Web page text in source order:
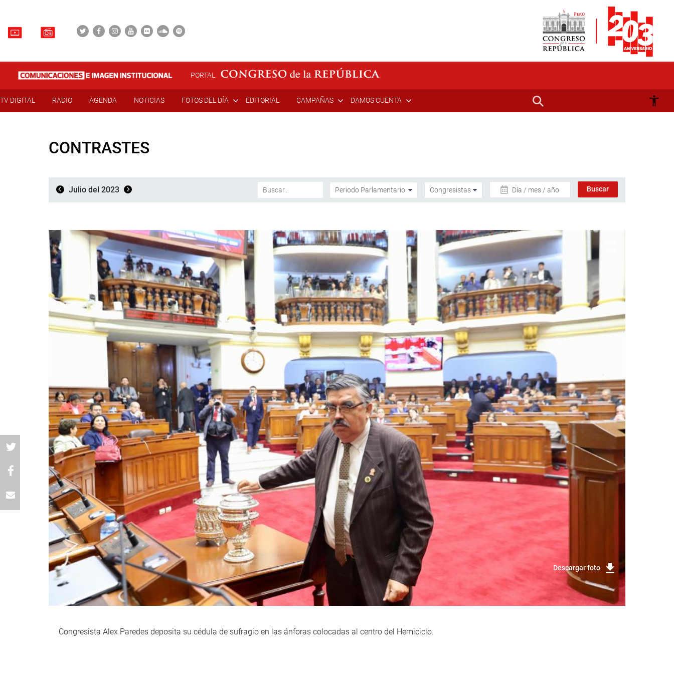
PORTAL
TV DIGITAL RADIO AGENDA NOTICIAS FOTOS DEL DÍA EDITORIAL CAMPAÑAS DAMOS CUENTA
CONTRASTES
Julio del 2023 Día / mes / año
Descargar foto
Congresista Alex Paredes deposita su cédula de sufragio en las ánforas colocadas al centro del Hemiciclo.